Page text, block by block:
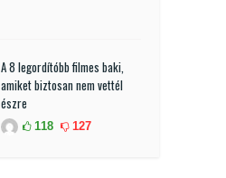
A 8 legordítóbb filmes baki,
amiket biztosan nem vettél
észre
118 127